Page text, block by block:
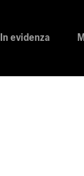
In evidenza